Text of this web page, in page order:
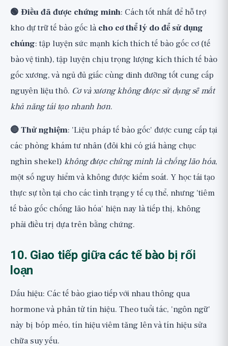
🟢 Điều đã được chứng minh: Cách tốt nhất để hỗ trợ
kho dự trữ tế bào gốc là cho cơ thể lý do để sử dụng
chúng: tập luyện sức mạnh kích thích tế bào gốc cơ (tế
bào vệ tinh), tập luyện chịu trọng lượng kích thích tế bào
gốc xương, và ngủ đủ giấc cùng dinh dưỡng tốt cung cấp
nguyên liệu thô. Cơ và xương không được sử dụng sẽ mất
khả năng tái tạo nhanh hơn.
🔴 Thử nghiệm: 'Liệu pháp tế bào gốc' được cung cấp tại
các phòng khám tư nhân (đôi khi có giá hàng chục
nghìn shekel) không được chứng minh là chống lão hóa,
một số nguy hiểm và không được kiểm soát. Y học tái tạo
thực sự tồn tại cho các tình trạng y tế cụ thể, nhưng 'tiêm
tế bào gốc chống lão hóa' hiện nay là tiếp thị, không
phải điều trị dựa trên bằng chứng.
10. Giao tiếp giữa các tế bào bị rối
loạn
Dấu hiệu: Các tế bào giao tiếp với nhau thông qua
hormone và phân tử tín hiệu. Theo tuổi tác, 'ngôn ngữ'
này bị bóp méo, tín hiệu viêm tăng lên và tín hiệu sửa
chữa suy yếu.